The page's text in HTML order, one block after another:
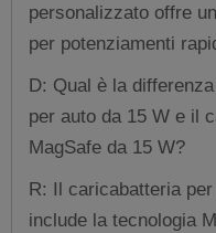
personalizzato offre
per potenziamenti
D: Qual è la
per auto da 15 W e il
MagSafe da 15 W?
R: Il caricabatteria
include la tecnologia